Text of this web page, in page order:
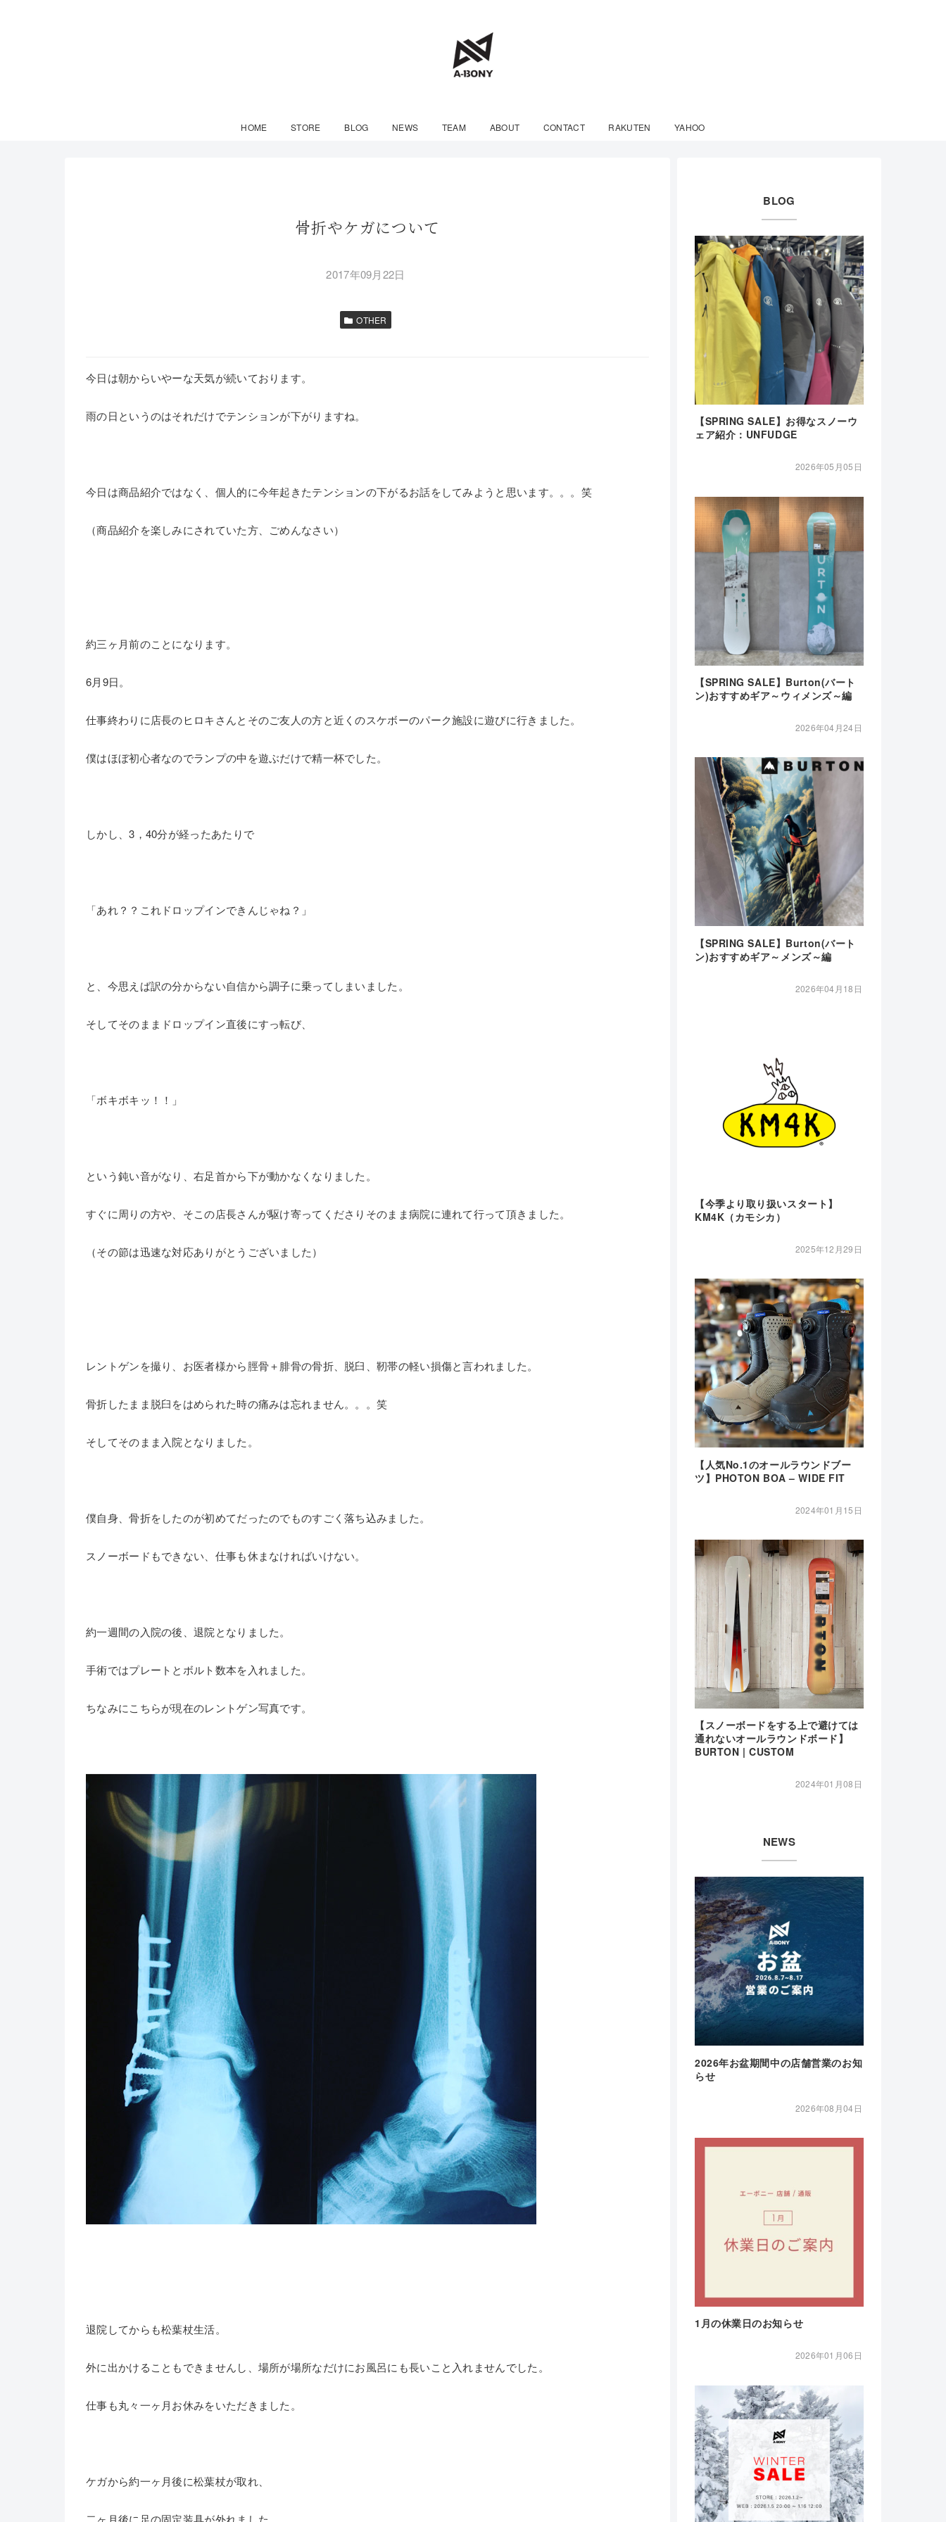
HOME STORE BLOG NEWS TEAM ABOUT CONTACT RAKUTEN YAHOO
骨折やケガについて
2017年09月22日
OTHER
今日は朝からいやーな天気が続いております。
雨の日というのはそれだけでテンションが下がりますね。
今日は商品紹介ではなく、個人的に今年起きたテンションの下がるお話をしてみようと思います。。。笑
（商品紹介を楽しみにされていた方、ごめんなさい）
約三ヶ月前のことになります。
6月9日。
仕事終わりに店長のヒロキさんとそのご友人の方と近くのスケボーのパーク施設に遊びに行きました。
僕はほぼ初心者なのでランプの中を遊ぶだけで精一杯でした。
しかし、3，40分が経ったあたりで
「あれ？？これドロップインできんじゃね？」
と、今思えば訳の分からない自信から調子に乗ってしまいました。
そしてそのままドロップイン直後にすっ転び、
「ボキボキッ！！」
という鈍い音がなり、右足首から下が動かなくなりました。
すぐに周りの方や、そこの店長さんが駆け寄ってくださりそのまま病院に連れて行って頂きました。
（その節は迅速な対応ありがとうございました）
レントゲンを撮り、お医者様から脛骨＋腓骨の骨折、脱臼、靭帯の軽い損傷と言われました。
骨折したまま脱臼をはめられた時の痛みは忘れません。。。笑
そしてそのまま入院となりました。
僕自身、骨折をしたのが初めてだったのでものすごく落ち込みました。
スノーボードもできない、仕事も休まなければいけない。
約一週間の入院の後、退院となりました。
手術ではプレートとボルト数本を入れました。
ちなみにこちらが現在のレントゲン写真です。
退院してからも松葉杖生活。
外に出かけることもできませんし、場所が場所なだけにお風呂にも長いこと入れませんでした。
仕事も丸々一ヶ月お休みをいただきました。
ケガから約一ヶ月後に松葉杖が取れ、
二ヶ月後に足の固定装具が外れました。
BLOG
【SPRING SALE】お得なスノーウ
ェア紹介：UNFUDGE
2026年05月05日
【SPRING SALE】Burton(バート
ン)おすすめギア～ウィメンズ～編
2026年04月24日
【SPRING SALE】Burton(バート
ン)おすすめギア～メンズ～編
2026年04月18日
【今季より取り扱いスタート】
KM4K（カモシカ）
2025年12月29日
【人気No.1のオールラウンドブー
ツ】PHOTON BOA – WIDE FIT
2024年01月15日
【スノーボードをする上で避けては
通れないオールラウンドボード】
BURTON | CUSTOM
2024年01月08日
NEWS
2026年お盆期間中の店舗営業のお知
らせ
2026年08月04日
1月の休業日のお知らせ
2026年01月06日